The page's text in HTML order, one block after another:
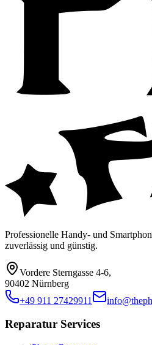
Professionelle Handy- und
zuverlässig und günstig.
Vordere Sterngasse 4-6,
90402 Nürnberg
+49 911 27429911
Reparatur Services